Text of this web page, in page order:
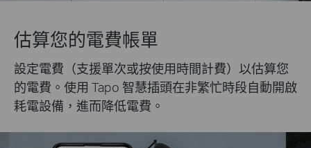
估算您的電費帳單
設定電費（支援單次或按使用時間計費）以估算您
的電費。使用 Tapo 智慧插頭在非繁忙時段自動開啟
耗電設備，進而降低電費。